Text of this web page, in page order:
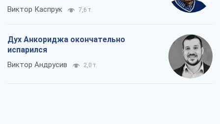
Виктор Каспрук 7,6 т.
Дух Анкориджа окончательно
испарился
Виктор Андрусив 2,0 т.